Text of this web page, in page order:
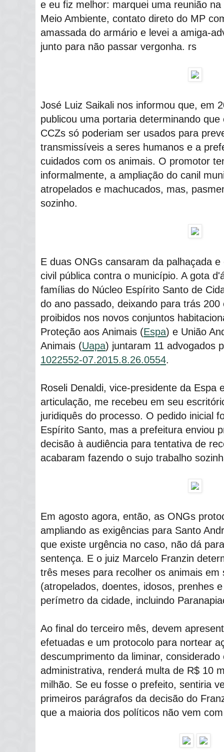
e eu fiz melhor: marquei uma reunião
Meio Ambiente, contato direto do MP
amassada do armário e levei a amiga-
junto para não passar vergonha. rs
José Luiz Saikali nos informou que, em
publicou uma portaria determinando
CCZs só poderiam ser usados para
transmissíveis a seres humanos e a
cuidados com os animais. O promotor
informalmente, a ampliação do canil
atropelados e machucados, mas,
sozinho.
E duas ONGs cansaram da palhaçada
civil pública contra o município. A gota
famílias do Núcleo Espírito Santo de
do ano passado, deixando para trás
proibidos nos novos conjuntos
Proteção aos Animais (Espa) e União
Animais (Uapa) juntaram 11 advogados
1022552-07.2015.8.26.0554.
Roseli Denaldi, vice-presidente da Espa
articulação, me recebeu em seu
juridiquês do processo. O pedido inicial
Espírito Santo, mas a prefeitura enviou
decisão à audiência para tentativa de
acabaram fazendo o sujo trabalho
Em agosto agora, então, as ONGs
ampliando as exigências para Santo
que existe urgência no caso, não dá
sentença. E o juiz Marcelo Franzin
três meses para recolher os animais em
(atropelados, doentes, idosos, prenhes
perímetro da cidade, incluindo
Ao final do terceiro mês, devem
efetuadas e um protocolo para nortear
descumprimento da liminar,
administrativa, renderá multa de R$ 10
milhão. Se eu fosse o prefeito, sentiria
primeiros parágrafos da decisão do
que a maioria dos políticos não vem